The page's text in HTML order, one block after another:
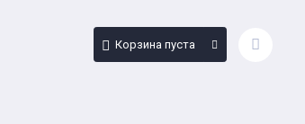
Корзина пуста